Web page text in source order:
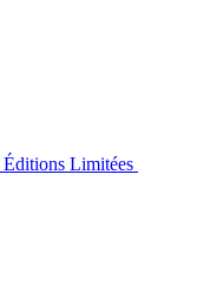
Éditions Limitées